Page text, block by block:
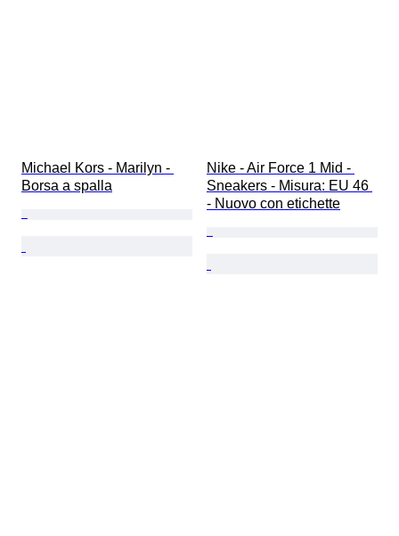
Michael Kors - Marilyn -
Borsa a spalla
Nike - Air Force 1 Mid -
Sneakers - Misura: EU 46
- Nuovo con etichette